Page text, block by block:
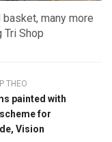
many more
Tri Shop
THEO
painted with
for
Vision